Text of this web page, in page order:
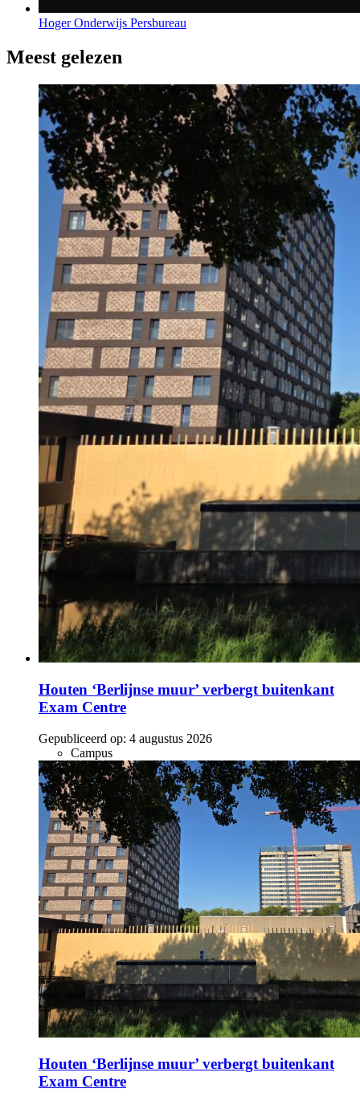
Hoger Onderwijs Persbureau
Meest gelezen
Houten ‘Berlijnse muur’ verbergt buitenkant
Exam Centre
Gepubliceerd op: 4 augustus 2026
Campus
Houten ‘Berlijnse muur’ verbergt buitenkant
Exam Centre